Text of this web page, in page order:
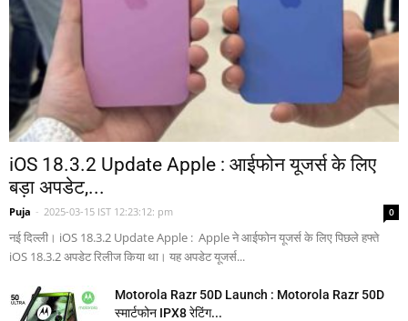
iOS 18.3.2 Update Apple : आईफोन यूजर्स के लिए
बड़ा अपडेट,...
Puja - 2025-03-15 IST 12:23:12: pm 0
नई दिल्ली। iOS 18.3.2 Update Apple : Apple ने आईफोन यूजर्स के लिए पिछले हफ्ते
iOS 18.3.2 अपडेट रिलीज किया था। यह अपडेट यूजर्स...
Motorola Razr 50D Launch : Motorola Razr 50D
स्मार्टफोन IPX8 रेटिंग...